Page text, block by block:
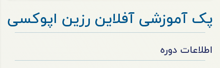
پک آموزشی آفلاین رزین اپوکسی
اطلاعات دوره